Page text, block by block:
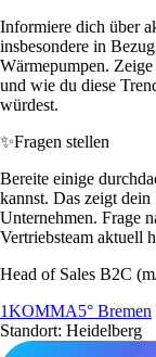
Informiere dich über
insbesondere in
Wärmepumpen.
und wie du diese
würdest.
✨Fragen stellen
Bereite einige
kannst. Das zeigt dein
Unternehmen. Frage
Vertriebsteam aktuell
Head of Sales B2C
1KOMMA5° Bremen
Standort: Heidelberg